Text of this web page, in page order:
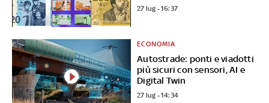
27 lug - 16:37
Autostrade: ponti e viadotti
più sicuri con sensori, AI e
Digital Twin
ECONOMIA
27 lug - 14:34